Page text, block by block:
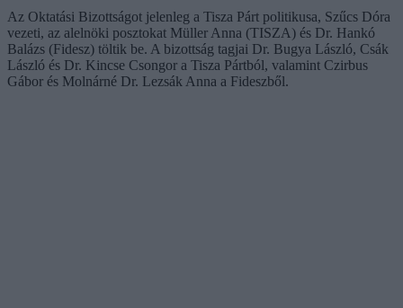
Az Oktatási Bizottságot jelenleg a Tisza Párt politikusa, Szűcs Dóra
vezeti, az alelnöki posztokat Müller Anna (TISZA) és Dr. Hankó
Balázs (Fidesz) töltik be. A bizottság tagjai Dr. Bugya László, Csák
László és Dr. Kincse Csongor a Tisza Pártból, valamint Czirbus
Gábor és Molnárné Dr. Lezsák Anna a Fideszből.